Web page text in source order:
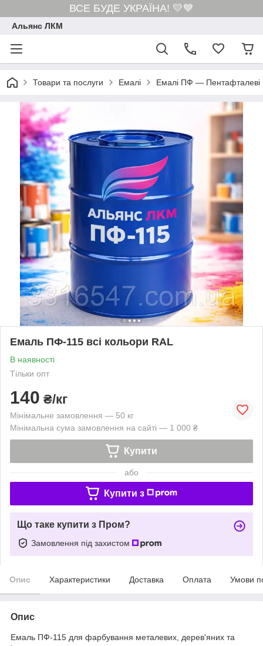
ВСЕ БУДЕ УКРАЇНА! 💛💙
Альянс ЛКМ
Товари та послуги Емалі Емалі ПФ —
Емаль ПФ-115 всі кольори RAL
В наявності
Тільки опт
140 ₴/кг
Мінімальне замовлення — 50 кг
Мінімальна сума замовлення на сайті — 1 000 ₴
Купити
або
Купити з
Що таке купити з Пром?
Замовлення під захистом
Опис Характеристики Доставка Оплата Умови
Опис
Емаль ПФ-115 для фарбування металевих, дерев'яних та